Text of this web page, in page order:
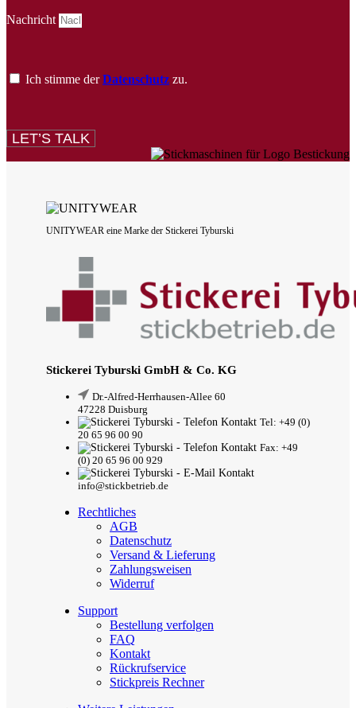
Nachricht
Ich stimme derDatenschutz zu.
LET’S TALK
UNITYWEAR eine Marke der Stickerei Tyburski
Stickerei Tyburski GmbH & Co. KG
Dr.-Alfred-Herrhausen-Allee 60
47228 Duisburg
Tel: +49 (0)
20 65 96 00 90
Fax: +49
(0) 20 65 96 00 929
info@stickbetrieb.de
Rechtliches
AGB
Datenschutz
Versand & Lieferung
Zahlungsweisen
Widerruf
Support
Bestellung verfolgen
FAQ
Kontakt
Rückrufservice
Stickpreis Rechner